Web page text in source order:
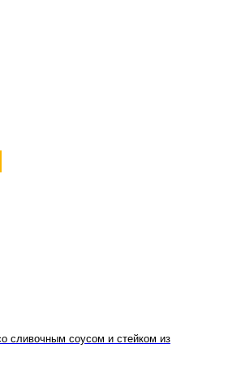
сливочным соусом и стейком из